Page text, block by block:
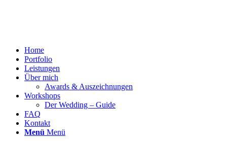
Home
Portfolio
Leistungen
Über mich
Awards & Auszeichnungen
Workshops
Der Wedding – Guide
FAQ
Kontakt
Menü Menü